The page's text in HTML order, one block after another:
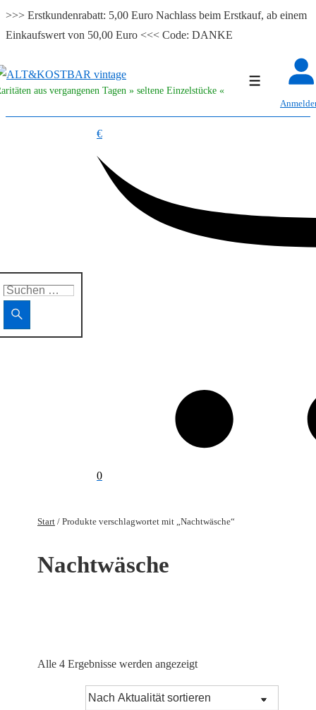
>>> Erstkundenrabatt: 5,00 Euro Nachlass beim Erstkauf, ab einem
Einkaufswert von 50,00 Euro <<< Code: DANKE
Zum
Inhalt aus vergangenen Tagen » seltene Einzelstücke « Menü
€
0
Start / Produkte verschlagwortet mit „Nachtwäsche“
Nachtwäsche
Alle 4 Ergebnisse werden angezeigtNach
Aktualität
sortiert